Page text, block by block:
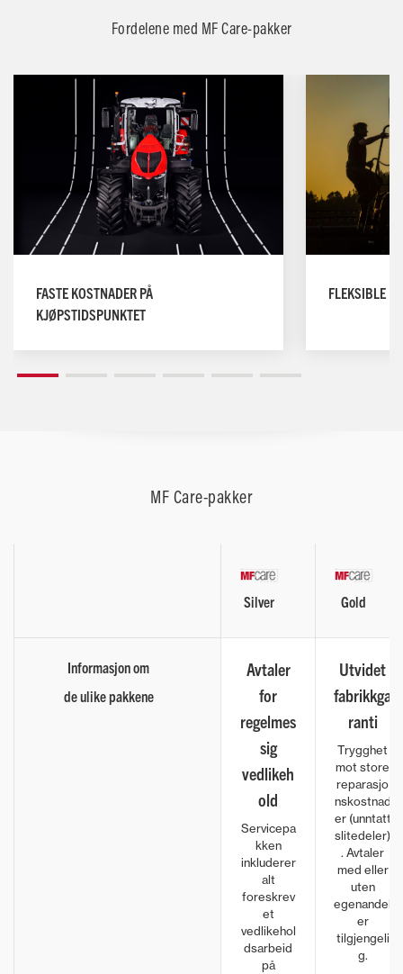
Fordelene med MF Care-pakker
FASTE KOSTNADER PÅ
KJØPSTIDSPUNKTET
FLEKSIBLE
MF Care-pakker
Silver Gold
Informasjon om
de ulike pakkene
Avtaler
for
regelmes
sig
vedlikeh
old
Servicepa
kken
inkluderer
alt
foreskrev
et
vedlikehol
dsarbeid
på
Utvidet
fabrikkga
ranti
Trygghet
mot store
reparasjo
nskostnad
er (unntatt
slitedeler)
. Avtaler
med eller
uten
egenandel
er
tilgjengeli
g.